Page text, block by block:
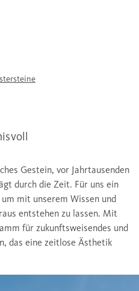
Gestein, vor Jahrtausenden
durch die Zeit. Für uns ein
mit unserem Wissen und
entstehen zu lassen. Mit
für zukunftsweisendes und
das eine zeitlose Ästhetik